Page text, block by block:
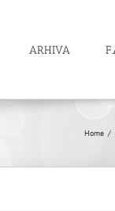
ARHIVA
Home /